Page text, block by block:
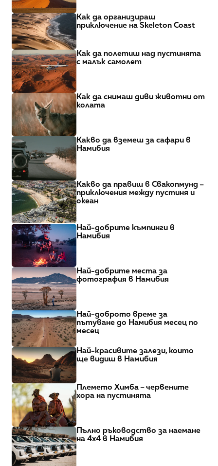
Как да организираш
приключение на Skeleton Coast
Как да полетиш над пустинята
с малък самолет
Как да снимаш диви животни от
колата
Какво да вземеш за сафари в
Намибия
Какво да правиш в Свакопмунд –
приключения между пустиня и
океан
Най-добрите къмпинги в
Намибия
Най-добрите места за
фотография в Намибия
Най-доброто време за
пътуване до Намибия месец по
месец
Най-красивите залези, които
ще видиш в Намибия
Племето Химба – червените
хора на пустинята
Пълно ръководство за наемане
на 4x4 в Намибия